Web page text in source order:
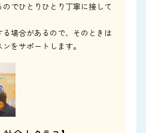
でひとりひとり丁寧に接して
場合があるので、そのときは
をサポートします。